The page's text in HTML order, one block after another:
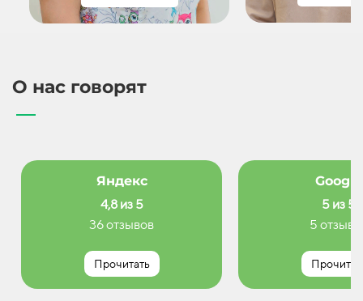
О нас говорят
Яндекс
4,8 из 5
36 отзывов
Прочитать
Google
5 из 5
5